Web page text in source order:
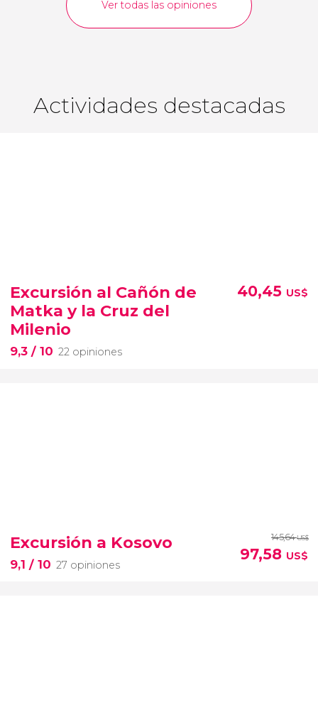
Ver todas las opiniones
Actividades destacadas
Excursión al Cañón de
Matka y la Cruz del
Milenio
9,3 / 10 22 opiniones
40,45 US$
Excursión a Kosovo
9,1 / 10 27 opiniones
145,64US$
97,58 US$